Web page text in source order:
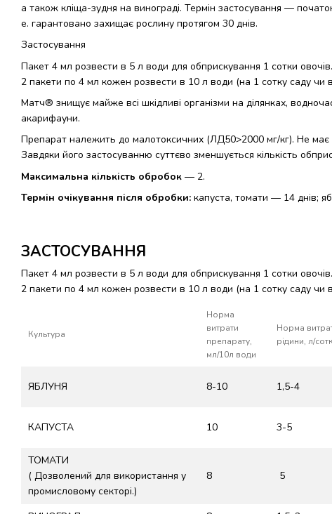
а також кліща-зудня на винограді. Термін застосування —
е. гарантовано захищає рослину протягом 30 днів.
Застосування
Пакет 4 мл розвести в 5 л води для обприскування 1 сотки
2 пакети по 4 мл кожен розвести в 10 л води (на 1 сотку саду чи
Матч® знищує майже всі шкідливі організми на ділянках,
акарифауни.
Препарат належить до малотоксичних (ЛД50>2000 мг/кг). Не має
Завдяки його застосуванню суттєво зменшується кількість
Максимальна кількість обробок — 2.
Термін очікування після обробки: капуста, томати — 14 днів;
ЗАСТОСУВАННЯ
Пакет 4 мл розвести в 5 л води для обприскування 1 сотки
2 пакети по 4 мл кожен розвести в 10 л води (на 1 сотку саду чи
Культура
Норма
витрати
препарату,
мл/10л води
Норма
рідини, л/
ЯБЛУНЯ 8-10 1,5-4
КАПУСТА 10 3-5
ТОМАТИ
( Дозволений для використання у
промисловому секторі.)
8 5